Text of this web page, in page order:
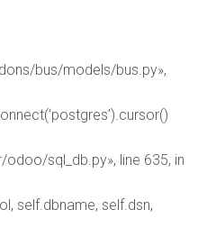
bus/models/bus.py»,
sql_db.py», line 635, in
self.dbname, self.dsn,